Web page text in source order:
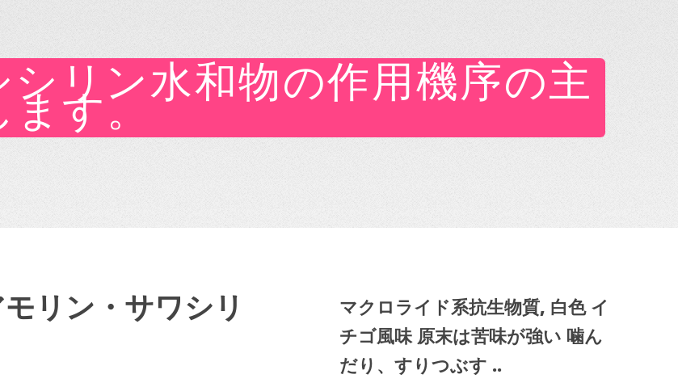
リン水和物の作用機序の主
ます。
リン・サワシリ
マクロライド系抗生物質, 白色 イ
チゴ風味 原末は苦味が強い 噛ん
だり、すりつぶす ..